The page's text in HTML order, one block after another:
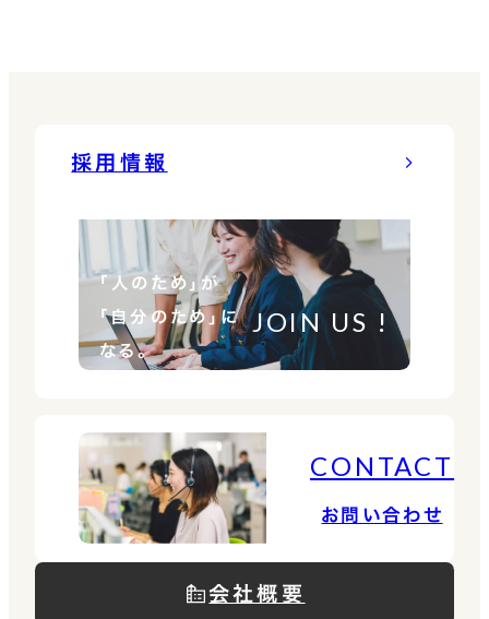
採用情報
「人のため」が
「自分のため」に
なる。
JOIN US !
CONTACT
お問い合わせ
会社概要